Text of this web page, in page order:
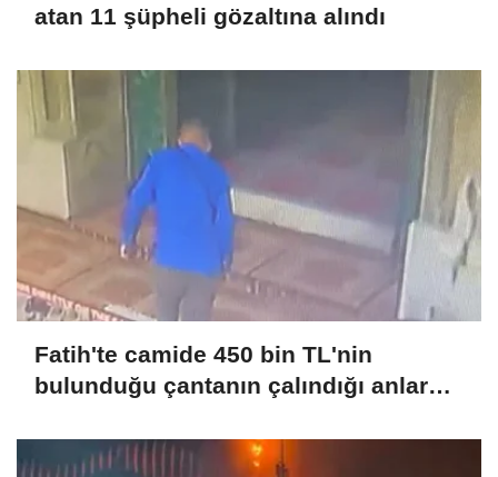
atan 11 şüpheli gözaltına alındı
Fatih'te camide 450 bin TL'nin
bulunduğu çantanın çalındığı anlar